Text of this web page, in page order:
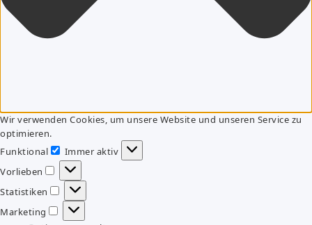
Wir verwenden Cookies, um unsere Website und unseren Service zu
optimieren.
Funktional
Funktional
Immer aktiv
Vorlieben
Vorlieben
Statistiken
Statistiken
Marketing
Marketing